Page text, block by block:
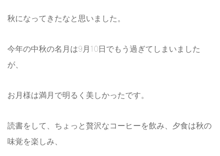
秋になってきたなと思いました。
今年の中秋の名月は9月10日でもう過ぎてしまいました
が、
お月様は満月で明るく美しかったです。
読書をして、ちょっと贅沢なコーヒーを飲み、夕食は秋の
味覚を楽しみ、